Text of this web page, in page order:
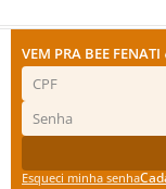
VEM PRA BEE FENATI
Esqueci minha senha